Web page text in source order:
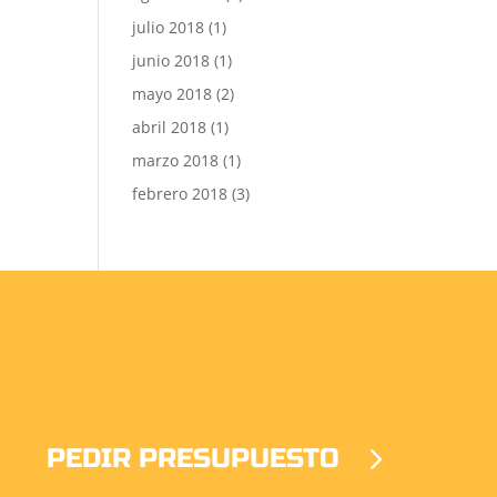
julio 2018 (1)
junio 2018 (1)
mayo 2018 (2)
abril 2018 (1)
marzo 2018 (1)
febrero 2018 (3)
PEDIR PRESUPUESTO